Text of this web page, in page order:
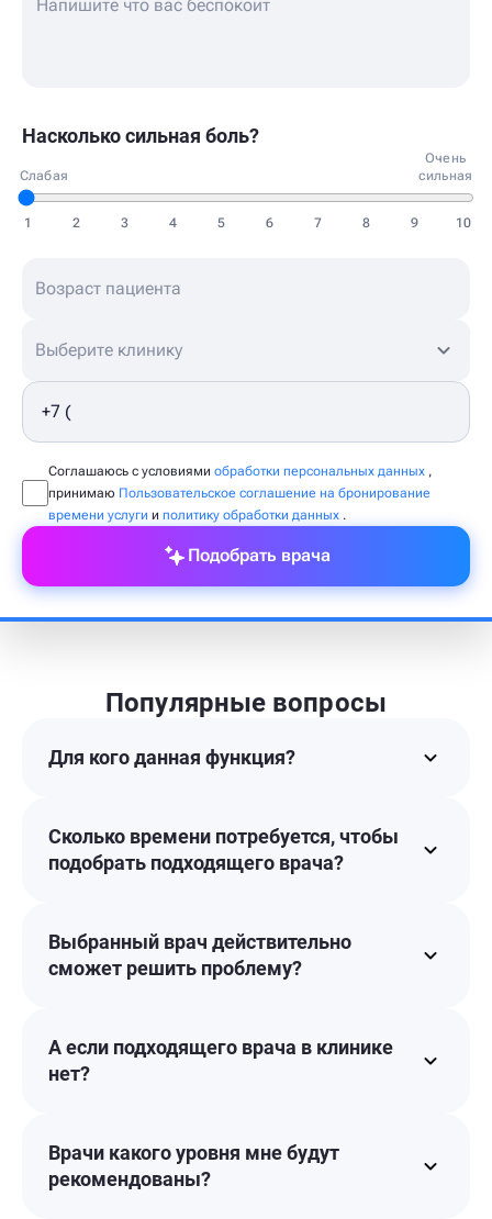
Насколько сильная боль?
Слабая
Очень
сильная
1 2 3 4 5 6 7 8 9 10
Выберите клинику
Соглашаюсь с условиями обработки персональных данных ,
принимаю Пользовательское соглашение на бронирование
времени услуги и политику обработки данных .
Подобрать врача
Популярные вопросы
Для кого данная функция?
Сколько времени потребуется, чтобы
подобрать подходящего врача?
Выбранный врач действительно
сможет решить проблему?
А если подходящего врача в клинике
нет?
Врачи какого уровня мне будут
рекомендованы?